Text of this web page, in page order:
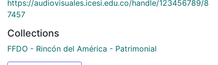
https://audiovisuales.icesi.edu.co/handle/123456789/8
7457
Collections
FFDO - Rincón del América - Patrimonial